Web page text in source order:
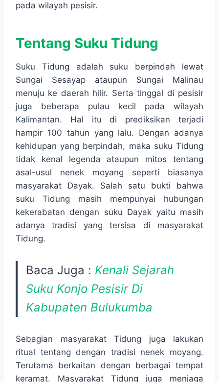
pada wilayah pesisir.
Tentang Suku Tidung
Suku Tidung adalah suku berpindah lewat
Sungai Sesayap ataupun Sungai Malinau
menuju ke daerah hilir. Serta tinggal di pesisir
juga beberapa pulau kecil pada wilayah
Kalimantan. Hal itu di prediksikan terjadi
hampir 100 tahun yang lalu. Dengan adanya
kehidupan yang berpindah, maka suku Tidung
tidak kenal legenda ataupun mitos tentang
asal-usul nenek moyang seperti biasanya
masyarakat Dayak. Salah satu bukti bahwa
suku Tidung masih mempunyai hubungan
kekerabatan dengan suku Dayak yaitu masih
adanya tradisi yang tersisa di masyarakat
Tidung.
Baca Juga : Kenali Sejarah
Suku Konjo Pesisir Di
Kabupaten Bulukumba
Sebagian masyarakat Tidung juga lakukan
ritual tentang dengan tradisi nenek moyang.
Terutama berkaitan dengan berbagai tempat
keramat. Masyarakat Tidung juga menjaga